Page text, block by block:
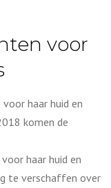
voor
haar huid en
komen de
haar huid en
te verschaffen over